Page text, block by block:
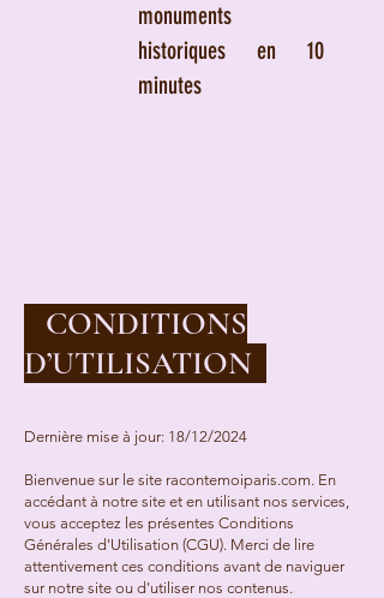
monuments
historiques en 10
minutes
CONDITIONS
D’UTILISATION
Dernière mise à jour: 18/12/2024
Bienvenue sur le site racontemoiparis.com. En
accédant à notre site et en utilisant nos services,
vous acceptez les présentes Conditions
Générales d'Utilisation (CGU). Merci de lire
attentivement ces conditions avant de naviguer
sur notre site ou d'utiliser nos contenus.